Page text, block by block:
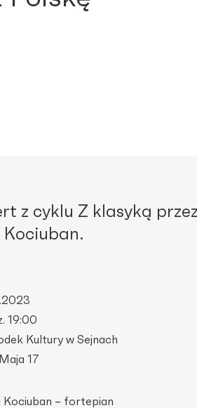
z cyklu Z klasyką
19:00
Kultury w Sejnach
17
Kociuban – fortepian